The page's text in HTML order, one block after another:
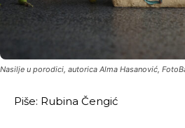
Nasilje u porodici, autorica Alma Hasanović,
Piše: Rubina Čengić